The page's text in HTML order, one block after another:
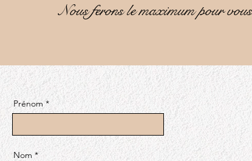
Nous ferons le maximum pour
Prénom
Nom